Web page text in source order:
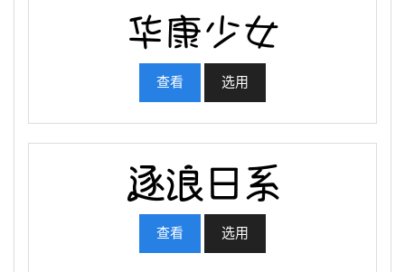
查看 选用
查看 选用